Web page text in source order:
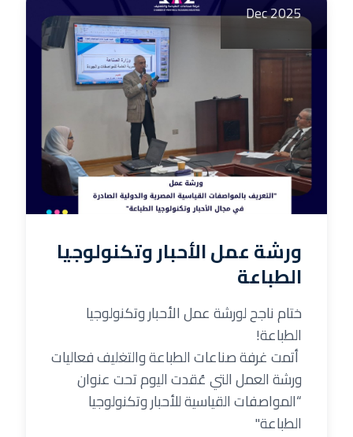
Dec 2025
ورشة عمل الأحبار وتكنولوجيا
الطباعة
ختام ناجح لورشة عمل الأحبار وتكنولوجيا
الطباعة!
أتمت غرفة صناعات الطباعة والتغليف فعاليات
ورشة العمل التي عُقدت اليوم تحت عنوان
“المواصفات القياسية للأحبار وتكنولوجيا
الطباعة"